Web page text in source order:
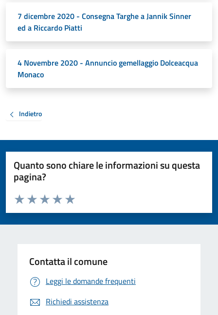
7 dicembre 2020 - Consegna Targhe a Jannik Sinner
ed a Riccardo Piatti
4 Novembre 2020 - Annuncio gemellaggio Dolceacqua
Monaco
Indietro
Quanto sono chiare le informazioni su questa
pagina?
Valuta da 1 a 5 stelle la pagina
Valuta 5 stelle su 5
Valuta 4 stelle su 5
Valuta 3 stelle su 5
Valuta 2 stelle su 5
Valuta 1 stelle su 5
Contatta il comune
Leggi le domande frequenti
Richiedi assistenza